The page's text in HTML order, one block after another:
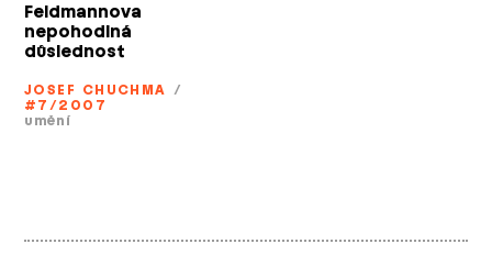
Feldmannova
nepohodlná
důslednost
JOSEF CHUCHMA /
#7/2007
umění